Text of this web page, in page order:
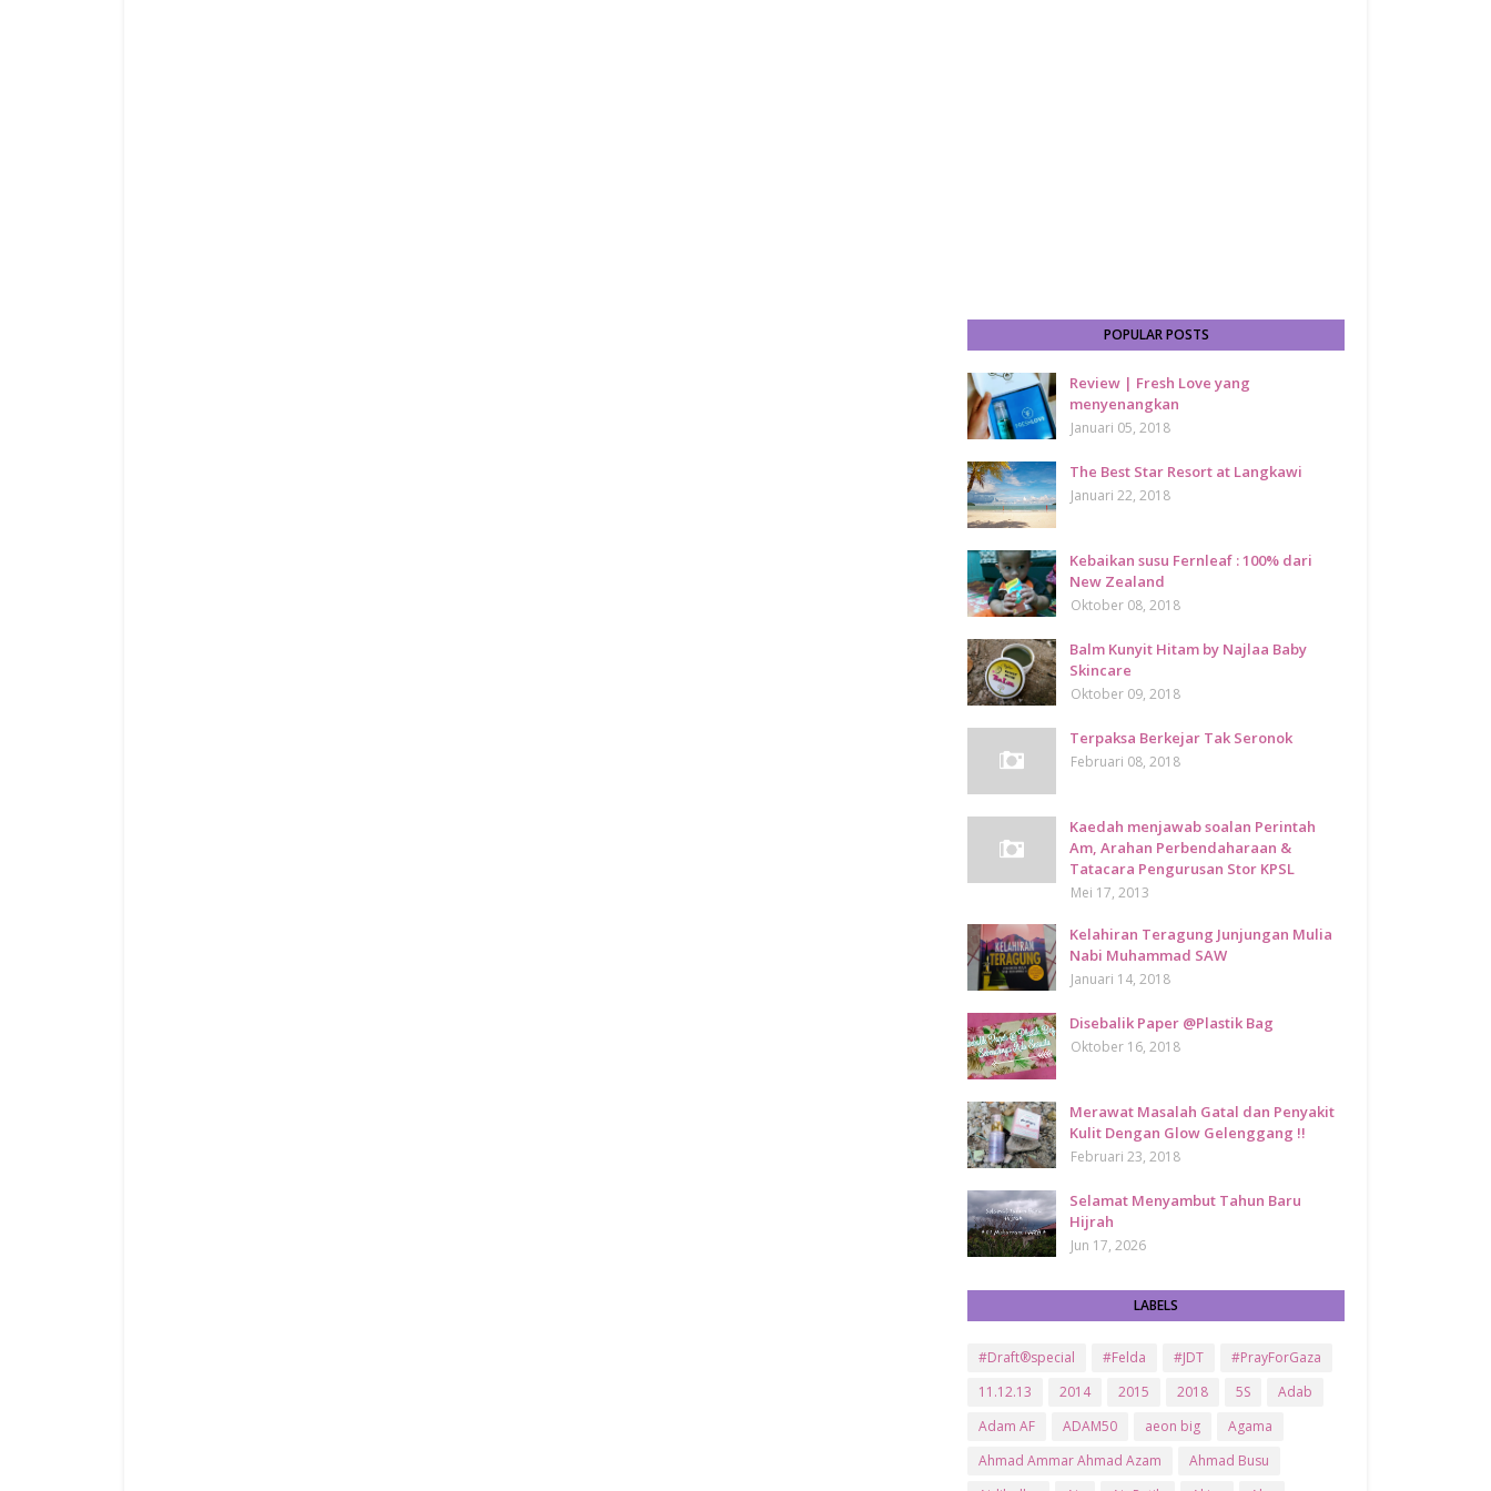
POPULAR POSTS
Review | Fresh Love yang
menyenangkan
Januari 05, 2018
The Best Star Resort at Langkawi
Januari 22, 2018
Kebaikan susu Fernleaf : 100% dari
New Zealand
Oktober 08, 2018
Balm Kunyit Hitam by Najlaa Baby
Skincare
Oktober 09, 2018
Terpaksa Berkejar Tak Seronok
Februari 08, 2018
Kaedah menjawab soalan Perintah
Am, Arahan Perbendaharaan &
Tatacara Pengurusan Stor KPSL
Mei 17, 2013
Kelahiran Teragung Junjungan Mulia
Nabi Muhammad SAW
Januari 14, 2018
Disebalik Paper @Plastik Bag
Oktober 16, 2018
Merawat Masalah Gatal dan Penyakit
Kulit Dengan Glow Gelenggang !!
Februari 23, 2018
Selamat Menyambut Tahun Baru
Hijrah
Jun 17, 2026
LABELS
#Draft®special #Felda #JDT
#PrayForGaza
11.12.13
2014 2015 2018 5S
Adab
Adam AF
ADAM50 aeon big
Agama
Ahmad Ammar Ahmad Azam
Ahmad Busu